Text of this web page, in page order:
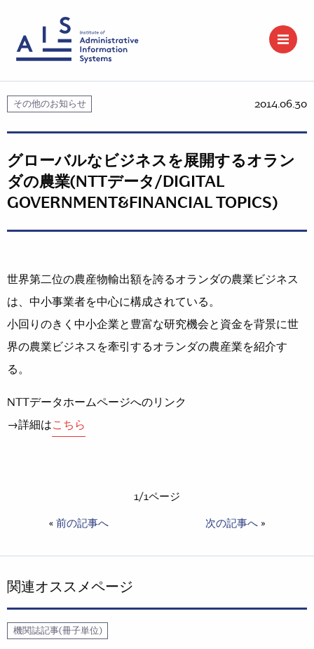
その他のお知らせ 2014.06.30
グローバルなビジネスを展開するオラン
ダの農業(NTTデータ/DIGITAL
GOVERNMENT&FINANCIAL TOPICS)
世界第二位の農産物輸出額を誇るオランダの農業ビジネス
は、中小事業者を中心に構成されている。
小回りのきく中小企業と豊富な研究機会と資金を背景に世
界の農業ビジネスを牽引するオランダの農産業を紹介す
る。
NTTデータホームページへのリンク
→詳細はこちら
1/1ページ
« 前の記事へ 次の記事へ »
関連オススメページ
機関誌記事(冊子単位)